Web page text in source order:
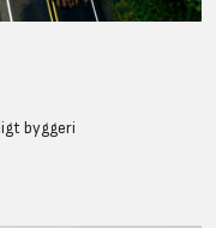
byggeri